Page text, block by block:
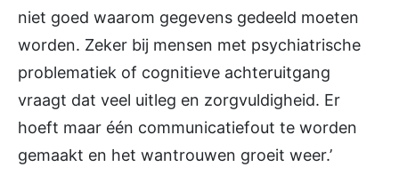
niet goed waarom gegevens gedeeld moeten
worden. Zeker bij mensen met psychiatrische
problematiek of cognitieve achteruitgang
vraagt dat veel uitleg en zorgvuldigheid. Er
hoeft maar één communicatiefout te worden
gemaakt en het wantrouwen groeit weer.’